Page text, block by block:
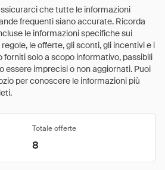
che tutte le informazioni
frequenti siano accurate. Ricorda
le informazioni specifiche sui
le offerte, gli sconti, gli incentivi e i
forniti solo a scopo informativo, passibili
essere imprecisi o non aggiornati. Puoi
per conoscere le informazioni più
Totale offerte
8